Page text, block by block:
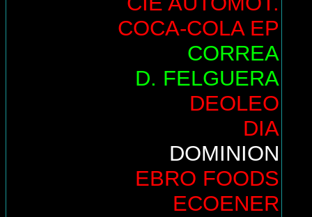
COCA-COLA EP
CORREA
D. FELGUERA
DEOLEO
DIA
DOMINION
EBRO FOODS
ECOENER